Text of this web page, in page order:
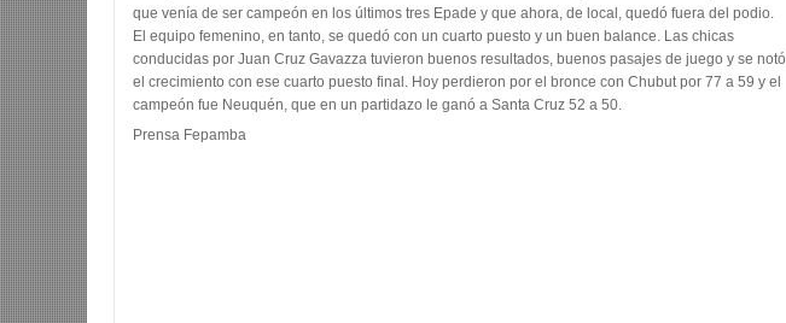
que venía de ser campeón en los últimos tres Epade y que ahora, de local, quedó fuera del podio.
El equipo femenino, en tanto, se quedó con un cuarto puesto y un buen balance. Las chicas
conducidas por Juan Cruz Gavazza tuvieron buenos resultados, buenos pasajes de juego y se notó
el crecimiento con ese cuarto puesto final. Hoy perdieron por el bronce con Chubut por 77 a 59 y el
campeón fue Neuquén, que en un partidazo le ganó a Santa Cruz 52 a 50.
Prensa Fepamba